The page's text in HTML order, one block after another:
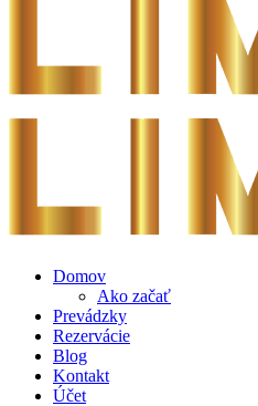
Domov
Ako začať
Prevádzky
Rezervácie
Blog
Kontakt
Účet